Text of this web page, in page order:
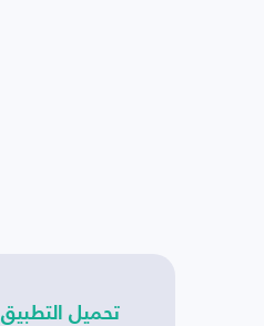
تحميل التطبيق